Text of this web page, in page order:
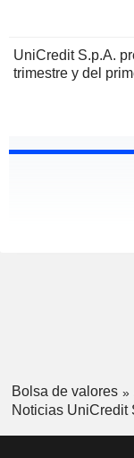
UniCredit S.p.A.
trimestre y del
Bolsa de valores
Noticias UniCredit